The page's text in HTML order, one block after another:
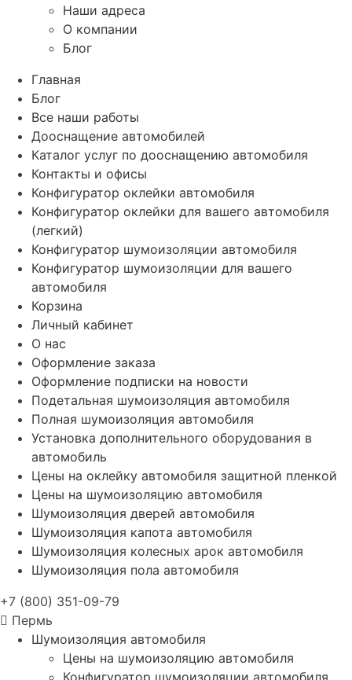
Наши адреса
О компании
Блог
Главная
Блог
Все наши работы
Дооснащение автомобилей
Каталог услуг по дооснащению автомобиля
Контакты и офисы
Конфигуратор оклейки автомобиля
Конфигуратор оклейки для вашего автомобиля
(легкий)
Конфигуратор шумоизоляции автомобиля
Конфигуратор шумоизоляции для вашего
автомобиля
Корзина
Личный кабинет
О нас
Оформление заказа
Оформление подписки на новости
Подетальная шумоизоляция автомобиля
Полная шумоизоляция автомобиля
Установка дополнительного оборудования в
автомобиль
Цены на оклейку автомобиля защитной пленкой
Цены на шумоизоляцию автомобиля
Шумоизоляция дверей автомобиля
Шумоизоляция капота автомобиля
Шумоизоляция колесных арок автомобиля
Шумоизоляция пола автомобиля
+7 (800) 351-09-79
Пермь
Шумоизоляция автомобиля
Цены на шумоизоляцию автомобиля
Конфигуратор шумоизоляции автомобиля